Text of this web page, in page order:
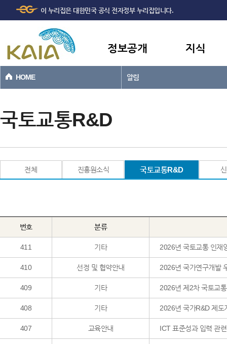
본문바로가기
이 누리집은 대한민국 공식 전자정부 누리집입니다.
정보공개 지식
HOME 알림
국토교통R&D
전체 진흥원소식 국토교통R&D
번호 분류
411 기타 2026년 국토교통 인재
410 선정 및 협약안내 2026년 국가연구개발
409 기타 2026년 제2차 국토교
408 기타 2026년 국가R&D 제도
407 교육안내 ICT 표준성과 입력 관